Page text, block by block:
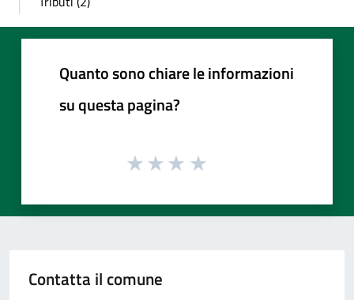
Quanto sono chiare le informazioni
su questa pagina?
Contatta il comune